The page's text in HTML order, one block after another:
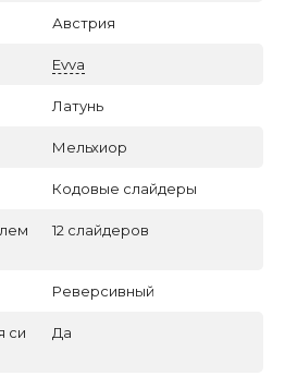
Австрия
Evva
Латунь
Мельхиор
Кодовые слайдеры
12 слайдеров
Реверсивный
си
Да